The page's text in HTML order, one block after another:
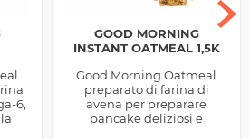
6,
GOOD MORNING
INSTANT OATMEAL 1,5K
Good Morning Oatmeal
preparato di farina di
avena per preparare
pancake deliziosi e